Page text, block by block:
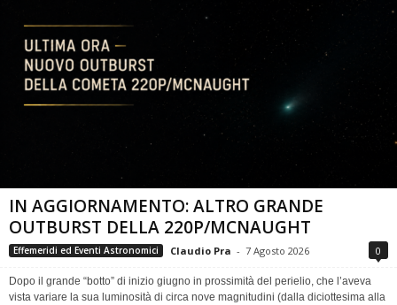
IN AGGIORNAMENTO: ALTRO GRANDE
OUTBURST DELLA 220P/MCNAUGHT
Effemeridi ed Eventi Astronomici Claudio Pra - 7 Agosto 2026 0
Dopo il grande “botto” di inizio giugno in prossimità del perielio, che l’aveva
vista variare la sua luminosità di circa nove magnitudini (dalla diciottesima alla